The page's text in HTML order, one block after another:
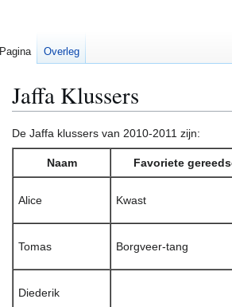
Jaffa Klussers
Naar
navigatie
springen
Naar
zoeken
springen
De Jaffa klussers van 2010-2011 zijn:
Naam Favoriete
Alice Kwast
Tomas Borgveer-tang
Diederik
Pagina Overleg